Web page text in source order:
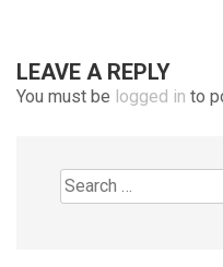
LEAVE A REPLY
You must be logged in to
Search
for: